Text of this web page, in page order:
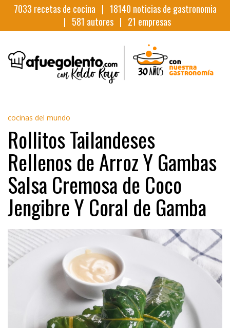
7033 recetas de cocina | 18140 noticias de gastronomia
| 581 autores | 21 empresas
cocinas del mundo
Rollitos Tailandeses
Rellenos de Arroz Y Gambas
Salsa Cremosa de Coco
Jengibre Y Coral de Gamba